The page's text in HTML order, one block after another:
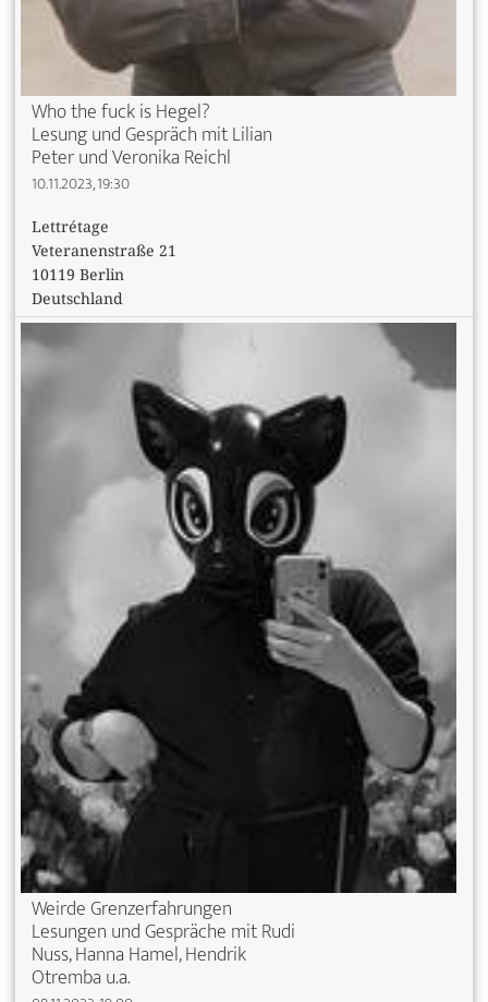
Who the fuck is Hegel?
Lesung und Gespräch mit Lilian
Peter und Veronika Reichl
10.11.2023, 19:30
Lettrétage
Veteranenstraße 21
10119 Berlin
Deutschland
Weirde Grenzerfahrungen
Lesungen und Gespräche mit Rudi
Nuss, Hanna Hamel, Hendrik
Otremba u.a.